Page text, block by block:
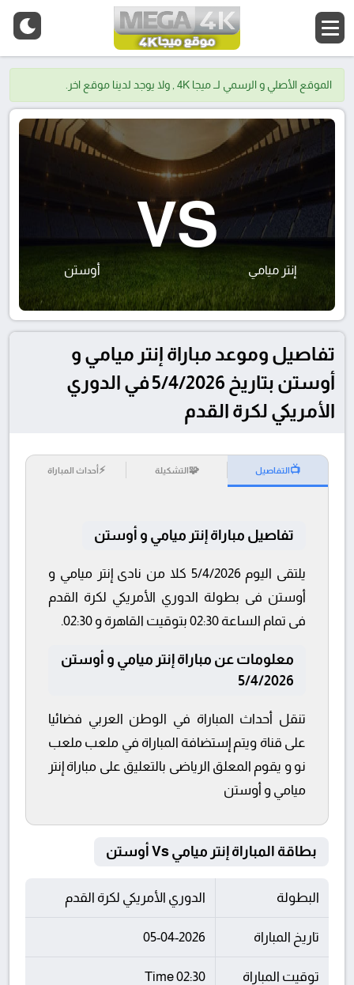
الموقع الأصلي و الرسمي لــ ميجا 4K , ولا يوجد لدينا موقع اخر.
إنتر ميامي
VS
أوستن
تفاصيل وموعد مباراة إنتر ميامي و
أوستن بتاريخ 5/4/2026 في الدوري
الأمريكي لكرة القدم
📺التفاصيل 🧩التشكيلة ⚡أحداث المباراة
تفاصيل مباراة إنتر ميامي و أوستن
يلتقى اليوم 5/4/2026 كلا من نادى إنتر ميامي و
أوستن فى بطولة الدوري الأمريكي لكرة القدم
فى تمام الساعة 02:30 بتوقيت القاهرة و 02:30.
معلومات عن مباراة إنتر ميامي و أوستن
5/4/2026
تنقل أحداث المباراة في الوطن العربي فضائيا
على قناة ويتم إستضافة المباراة في ملعب ملعب
نو و يقوم المعلق الرياضى بالتعليق على مباراة إنتر
ميامي و أوستن
بطاقة المباراة إنتر ميامي Vs أوستن
البطولة الدوري الأمريكي لكرة القدم
تاريخ المباراة 05-04-2026
توقيت المباراة 02:30 Time